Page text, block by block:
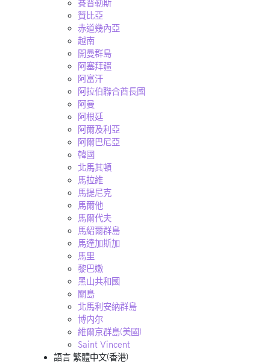
賽普勒斯
贊比亞
赤道幾內亞
越南
開曼群島
阿塞拜疆
阿富汗
阿拉伯聯合酋長國
阿曼
阿根廷
阿爾及利亞
阿爾巴尼亞
韓國
北馬其頓
馬拉維
馬提尼克
馬爾他
馬爾代夫
馬紹爾群島
馬達加斯加
馬里
黎巴嫩
黑山共和國
關島
北馬利安納群島
博内尔
維爾京群島(美國)
Saint Vincent
語言 繁體中文(香港)